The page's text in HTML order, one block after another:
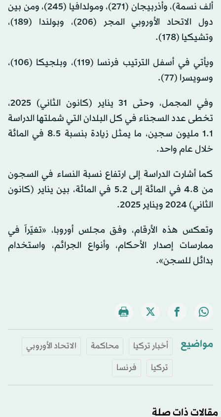
ألف نسمة)، وأذربيجان (271)، ومولدافيا (245)، ومن بين
دول الاتحاد الأوروبي المجر (206)، وبولندا (189)،
وتشيكيا (178).
ويأتي في أسفل الترتيب فرنسا (119)، وبلجيكا (106)،
وسويسرا (77).
وفي المجمل، وحتى 31 يناير (كانون الثاني) 2025،
تخطى عدد السجناء في كل البلدان التي شملتها الدراسة
1.1 مليون سجين، ما يمثل زيادة بنسبة 8.5 في المائة
خلال عام واحد.
كما أشارت الدراسة إلى ارتفاع نسبة النساء في السجون
من 4.8 في المائة إلى 5.2 في المائة، بين يناير (كانون
الثاني) 2024 ويناير 2025.
وتعكس هذه الأرقام، وفق مجلس أوروبا، «تغيّراً في
ممارسات إصدار الأحكام، وأنواع الجرائم، واستخدام
بدائل للسجن».
مواضيع أخبار تركيا محاكمة
الاتحاد الأوروبي
تركيا
فرنسا
مقالات ذات صلة